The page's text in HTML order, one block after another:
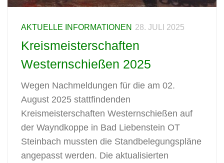
AKTUELLE INFORMATIONEN 28. JULI 2025
Kreismeisterschaften
Westernschießen 2025
Wegen Nachmeldungen für die am 02.
August 2025 stattfindenden
Kreismeisterschaften Westernschießen auf
der Wayndkoppe in Bad Liebenstein OT
Steinbach mussten die Standbelegungspläne
angepasst werden. Die aktualisierten